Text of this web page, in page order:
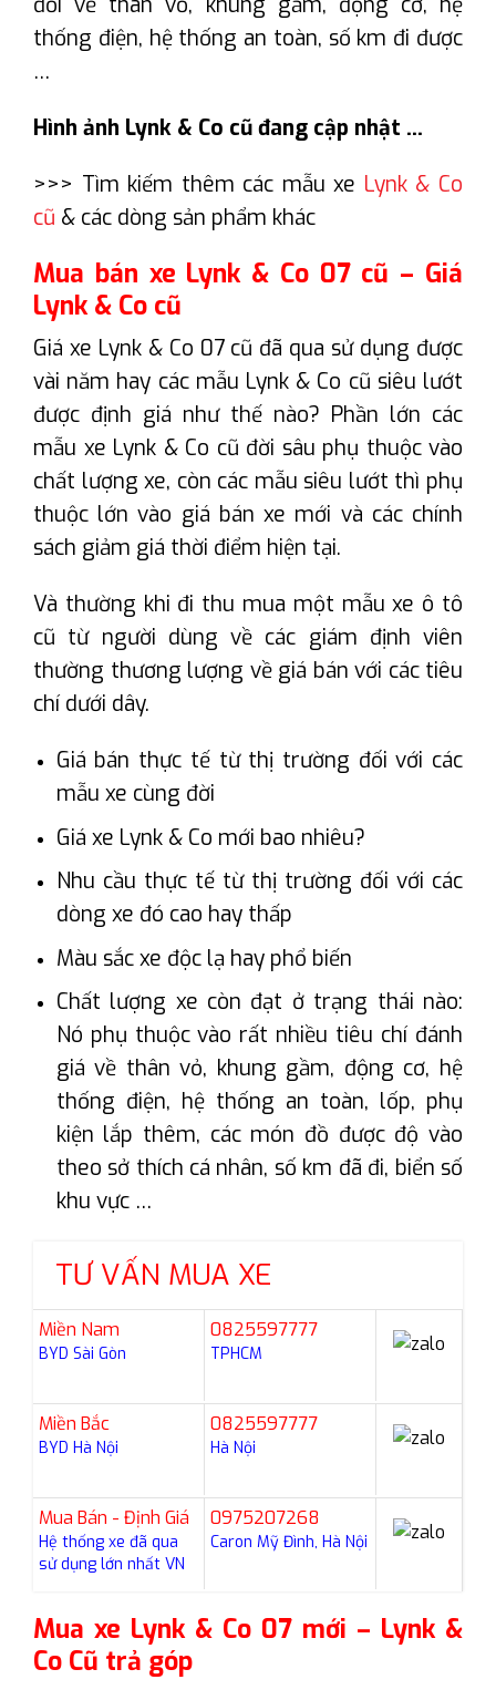
thống điện, hệ thống an toàn, số km đi được
…
Hình ảnh Lynk & Co cũ đang cập nhật …
>>> Tìm kiếm thêm các mẫu xe Lynk & Co
cũ & các dòng sản phẩm khác
Mua bán xe Lynk & Co 07 cũ – Giá
Lynk & Co cũ
Giá xe Lynk & Co 07 cũ đã qua sử dụng được
vài năm hay các mẫu Lynk & Co cũ siêu lướt
được định giá như thế nào? Phần lớn các
mẫu xe Lynk & Co cũ đời sâu phụ thuộc vào
chất lượng xe, còn các mẫu siêu lướt thì phụ
thuộc lớn vào giá bán xe mới và các chính
sách giảm giá thời điểm hiện tại.
Và thường khi đi thu mua một mẫu xe ô tô
cũ từ người dùng về các giám định viên
thường thương lượng về giá bán với các tiêu
chí dưới dây.
Giá bán thực tế từ thị trường đối với các
mẫu xe cùng đời
Giá xe Lynk & Co mới bao nhiêu?
Nhu cầu thực tế từ thị trường đối với các
dòng xe đó cao hay thấp
Màu sắc xe độc lạ hay phổ biến
Chất lượng xe còn đạt ở trạng thái nào:
Nó phụ thuộc vào rất nhiều tiêu chí đánh
giá về thân vỏ, khung gầm, động cơ, hệ
thống điện, hệ thống an toàn, lốp, phụ
kiện lắp thêm, các món đồ được độ vào
theo sở thích cá nhân, số km đã đi, biển số
khu vực …
TƯ VẤN MUA XE
Miền Nam
BYD Sài Gòn
0825597777
TPHCM
Miền Bắc
BYD Hà Nội
0825597777
Hà Nội
Mua Bán - Định Giá
Hệ thống xe đã qua
sử dụng lớn nhất VN
0975207268
Caron Mỹ Đình, Hà Nội
Mua xe Lynk & Co 07 mới – Lynk &
Co Cũ trả góp